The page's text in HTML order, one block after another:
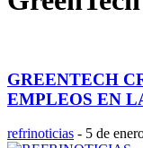
GREENTECH
EMPLEOS EN
refrinoticias - 5 de